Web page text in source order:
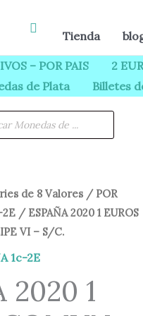
Buscar
Tienda
– POR PAIS 2
de Plata Billetes
de 8 Valores/ POR
2E/ ESPAÑA 2020 1 EUROS
VI – S/C.
1c-2E
2020 1